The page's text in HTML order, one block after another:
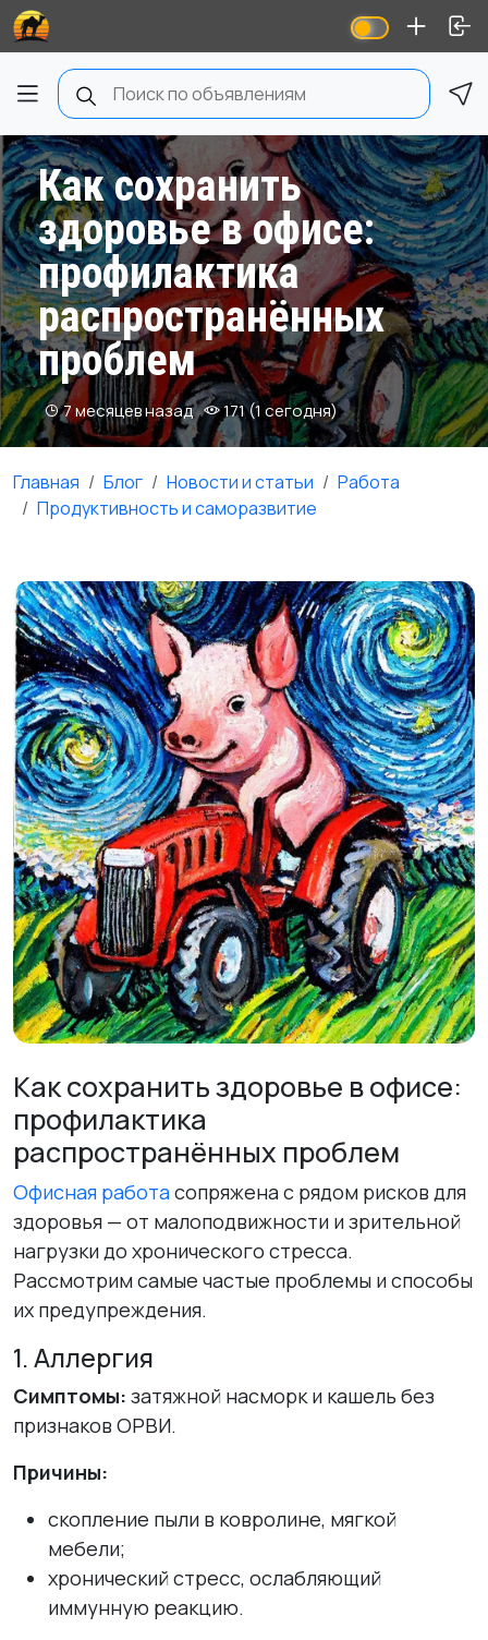
Как сохранить
здоровье в офисе:
профилактика
распространённых
проблем
7 месяцев назад 171 (1 сегодня)
Главная Блог Новости и статьи
Работа
Продуктивность и саморазвитие
Как сохранить здоровье в офисе:
профилактика
распространённых проблем
Офисная работасопряжена с рядом рисков для
здоровья — от малоподвижности и зрительной
нагрузки до хронического стресса.
Рассмотрим самые частые проблемы и способы
их предупреждения.
1. Аллергия
Симптомы: затяжной насморк и кашель без
признаков ОРВИ.
Причины:
скопление пыли в ковролине, мягкой
мебели;
хронический стресс, ослабляющий
иммунную реакцию.